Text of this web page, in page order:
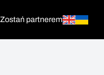
Zostań partnerem